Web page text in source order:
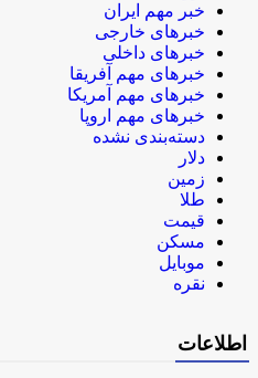
خبر مهم ایران
خبرهای خارجی
خبرهای داخلی
خبرهای مهم آفریقا
خبرهای مهم آمریکا
خبرهای مهم اروپا
دسته‌بندی نشده
دلار
زمین
طلا
قیمت
مسکن
موبایل
نقره
اطلاعات